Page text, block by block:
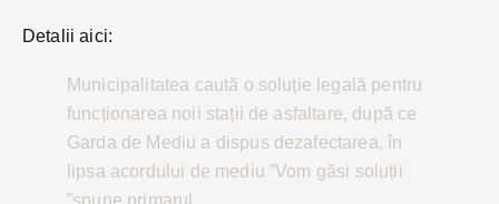
Detalii aici:
Municipalitatea caută o soluție legală pentru
funcționarea noii stații de asfaltare, după ce
Garda de Mediu a dispus dezafectarea, în
lipsa acordului de mediu ”Vom găsi soluții
”spune primarul